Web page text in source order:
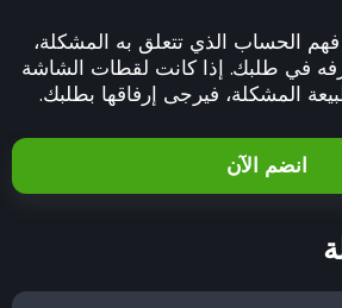
الحساب الذي تتعلق به المشكلة،
في طلبك. إذا كانت لقطات الشاشة
المشكلة، فيرجى إرفاقها بطلبك.
انضم الآن